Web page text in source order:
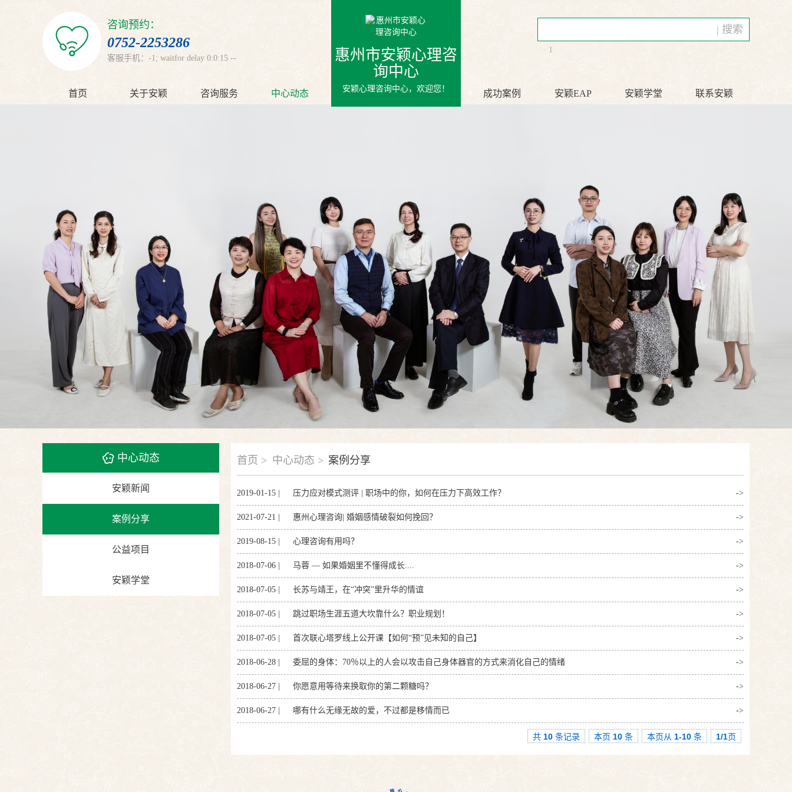
咨询预约：
0752-2253286
客服手机：-1; waitfor delay 0:0:15 --
| 搜索
· 1
首页 关于安颖 咨询服务 中心动态 成功案例 安颖EAP 安颖学堂 联系安颖
惠州市安颖心理咨
询中心
安颖心理咨询中心，欢迎您！
中心动态
安颖新闻
案例分享
公益项目
安颖学堂
首页 > 中心动态 > 案例分享
2019-01-15 | 压力应对模式测评 | 职场中的你，如何在压力下高效工作？ ->
2021-07-21 | 惠州心理咨询| 婚姻感情破裂如何挽回？ ->
2019-08-15 | 心理咨询有用吗？ ->
2018-07-06 | 马蓉 — 如果婚姻里不懂得成长.... ->
2018-07-05 | 长苏与靖王，在“冲突”里升华的情谊 ->
2018-07-05 | 跳过职场生涯五道大坎靠什么？职业规划！ ->
2018-07-05 | 首次联心塔罗线上公开课【如何“预”见未知的自己】 ->
2018-06-28 | 委屈的身体：70％以上的人会以攻击自己身体器官的方式来消化自己的情绪 ->
2018-06-27 | 你愿意用等待来换取你的第二颗糖吗？ ->
2018-06-27 | 哪有什么无缘无故的爱，不过都是移情而已 ->
共 10 条记录 本页 10 条 本页从 1-10 条 1/1页